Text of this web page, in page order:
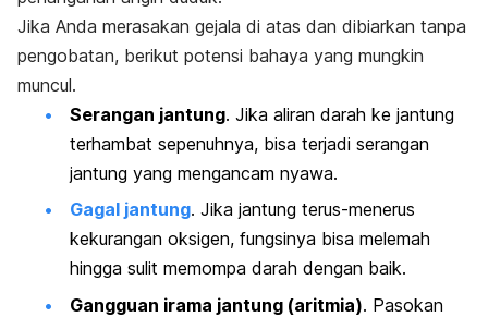
Jika Anda merasakan gejala di atas dan dibiarkan tanpa
pengobatan, berikut potensi bahaya yang mungkin
muncul.
Serangan jantung. Jika aliran darah ke jantung
terhambat sepenuhnya, bisa terjadi serangan
jantung yang mengancam nyawa.
Gagal jantung. Jika jantung terus-menerus
kekurangan oksigen, fungsinya bisa melemah
hingga sulit memompa darah dengan baik.
Gangguan irama jantung (aritmia). Pasokan